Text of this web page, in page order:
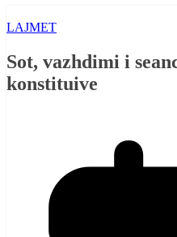
LAJMET
Sot, vazhdimi i
konstituive